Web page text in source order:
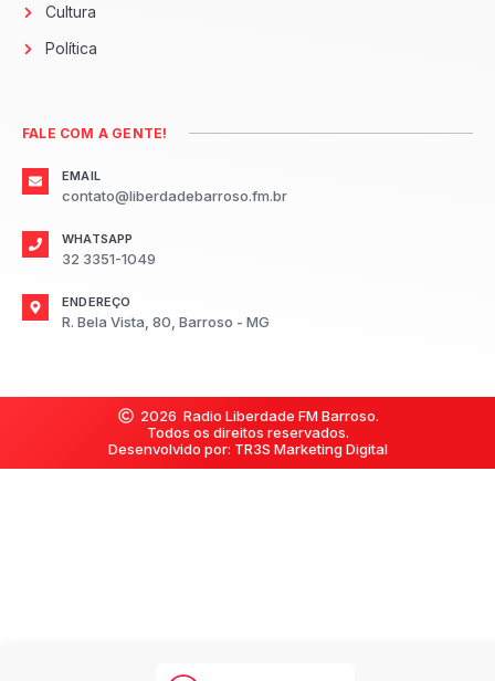
Cultura
Política
FALE COM A GENTE!
EMAIL
contato@liberdadebarroso.fm.br
WHATSAPP
32 3351-1049
ENDEREÇO
R. Bela Vista, 80, Barroso - MG
2026 Radio Liberdade FM Barroso.
Todos os direitos reservados.
Desenvolvido por: TR3S Marketing Digital